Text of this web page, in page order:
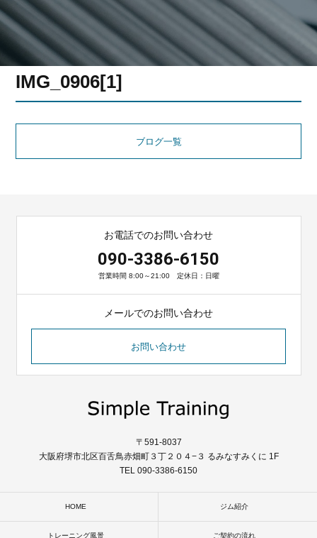
IMG_0906[1]
ブログ一覧
お電話でのお問い合わせ
090-3386-6150
営業時間 8:00～21:00 定休日：日曜
メールでのお問い合わせ
お問い合わせ
〒591-8037
大阪府堺市北区百舌鳥赤畑町３丁２０４−３ るみなすみくに 1F
TEL 090-3386-6150
HOME ジム紹介
トレーニング風景 ご契約の流れ